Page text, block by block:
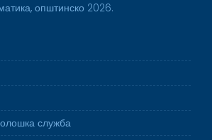
општинско 2026.
служба